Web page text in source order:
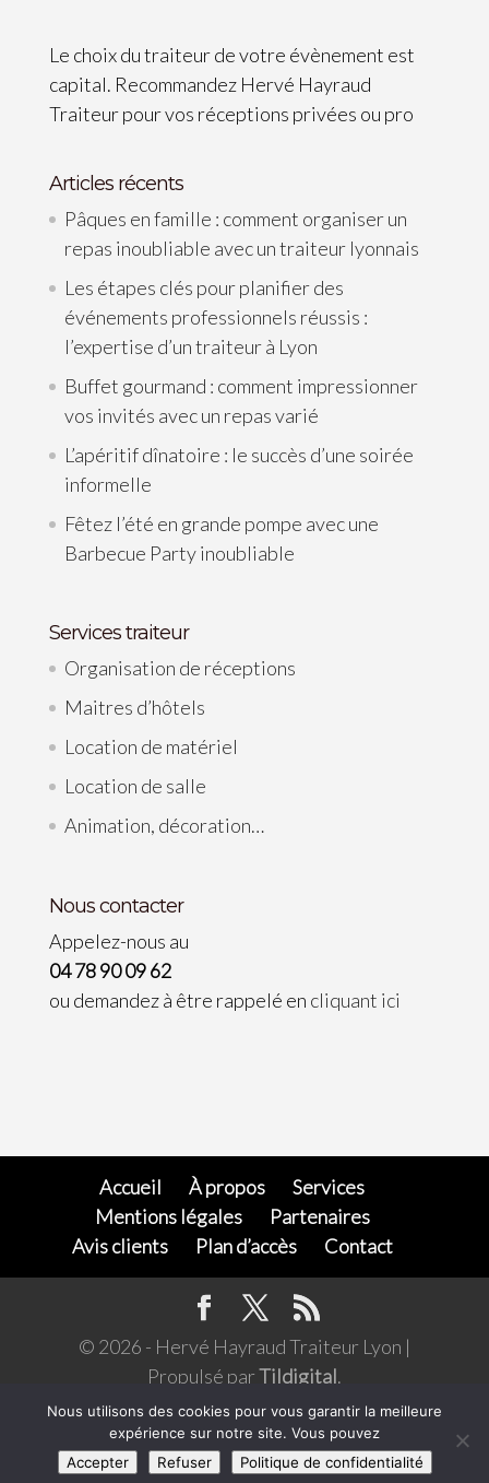
Le choix du traiteur de votre évènement est
capital. Recommandez Hervé Hayraud
Traiteur pour vos réceptions privées ou pro
Articles récents
Pâques en famille : comment organiser un
repas inoubliable avec un traiteur lyonnais
Les étapes clés pour planifier des
événements professionnels réussis :
l’expertise d’un traiteur à Lyon
Buffet gourmand : comment impressionner
vos invités avec un repas varié
L’apéritif dînatoire : le succès d’une soirée
informelle
Fêtez l’été en grande pompe avec une
Barbecue Party inoubliable
Services traiteur
Organisation de réceptions
Maitres d’hôtels
Location de matériel
Location de salle
Animation, décoration…
Nous contacter
Appelez-nous au
04 78 90 09 62
ou demandez à être rappelé en cliquant ici
Accueil À propos
Services
Mentions légales
Partenaires
Avis clients
Plan d’accès Contact
© 2026 - Hervé Hayraud Traiteur Lyon |
Propulsé parTildigital.
L’abus d'alcool est dangereux pour la santé,
consommer avec modération. Pour votre santé,
mangez au moins cinq fruits et légumes par jour
Nous utilisons des cookies pour vous garantir la meilleure
expérience sur notre site. Vous pouvez
Accepter
Refuser Politique de confidentialité